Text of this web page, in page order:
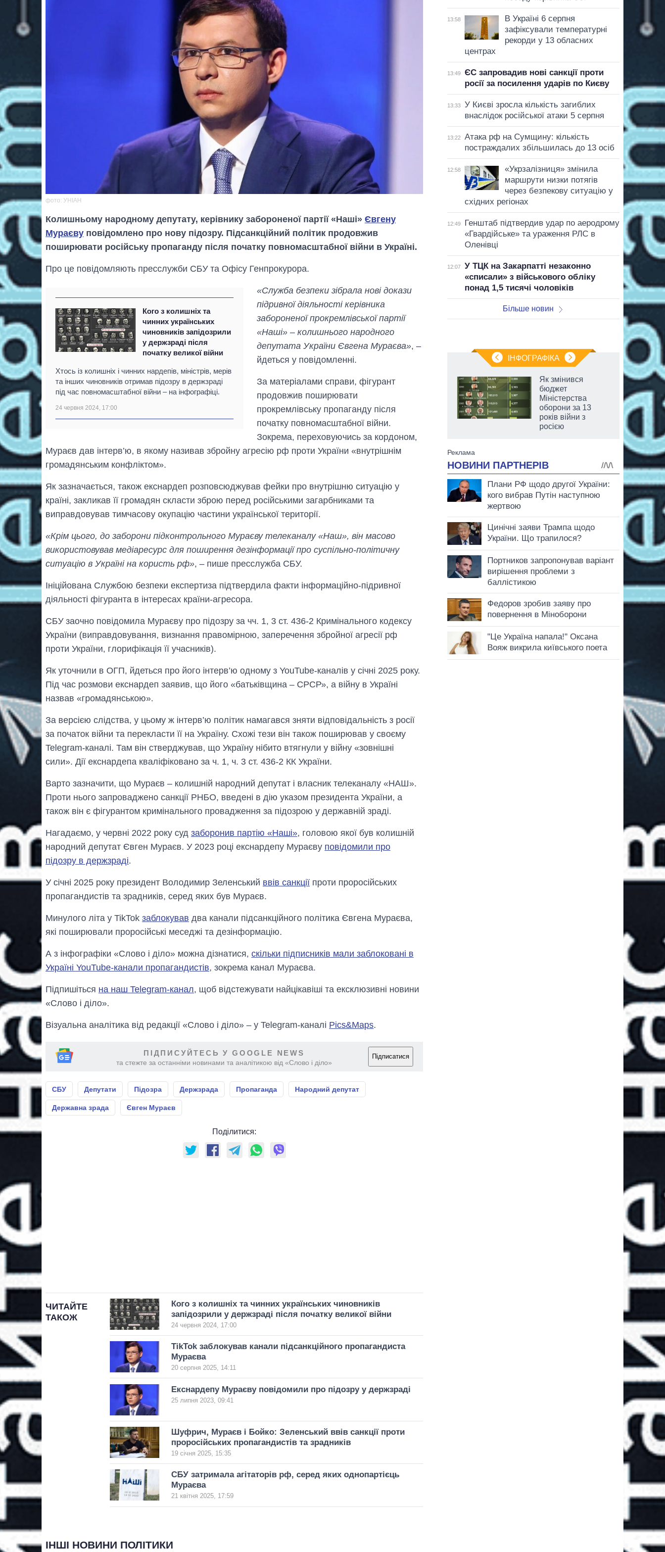
фото: УНІАН
Колишньому народному депутату, керівнику забороненої партії «Наші» Євгену
Мураєву повідомлено про нову підозру. Підсанкційний політик продовжив
поширювати російську пропаганду після початку повномасштабної війни в Україні.
Про це повідомляють пресслужби СБУ та Офісу Генпрокурора.
Кого з колишніх та
чинних українських
чиновників запідозрили
у держзраді після
початку великої війни
Хтось із колишніх і чинних нардепів, міністрів, мерів
та інших чиновників отримав підозру в держзраді
під час повномасштабної війни – на інфографіці.
24 червня 2024, 17:00
«Служба безпеки зібрала нові докази
підривної діяльності керівника
забороненої прокремлівської партії
«Наші» – колишнього народного
депутата України Євгена Мураєва», –
йдеться у повідомленні.
За матеріалами справи, фігурант
продовжив поширювати
прокремлівську пропаганду після
початку повномасштабної війни.
Зокрема, переховуючись за кордоном,
Мураєв дав інтерв’ю, в якому називав збройну агресію рф проти України «внутрішнім
громадянським конфліктом».
Як зазначається, також екснардеп розповсюджував фейки про внутрішню ситуацію у
країні, закликав її громадян скласти зброю перед російськими загарбниками та
виправдовував тимчасову окупацію частини української території.
«Крім цього, до заборони підконтрольного Мураєву телеканалу «Наш», він масово
використовував медіаресурс для поширення дезінформації про суспільно-політичну
ситуацію в Україні на користь рф», – пише пресслужба СБУ.
Ініційована Службою безпеки експертиза підтвердила факти інформаційно-підривної
діяльності фігуранта в інтересах країни-агресора.
СБУ заочно повідомила Мураєву про підозру за чч. 1, 3 ст. 436-2 Кримінального кодексу
України (виправдовування, визнання правомірною, заперечення збройної агресії рф
проти України, глорифікація її учасників).
Як уточнили в ОГП, йдеться про його інтерв’ю одному з YouTube-каналів у січні 2025 року.
Під час розмови екснардеп заявив, що його «батьківщина – СРСР», а війну в Україні
назвав «громадянською».
За версією слідства, у цьому ж інтерв’ю політик намагався зняти відповідальність з росії
за початок війни та перекласти її на Україну. Схожі тези він також поширював у своєму
Telegram-каналі. Там він стверджував, що Україну нібито втягнули у війну «зовнішні
сили». Дії екснардепа кваліфіковано за ч. 1, ч. 3 ст. 436-2 КК України.
Варто зазначити, що Мураєв – колишній народний депутат і власник телеканалу «НАШ».
Проти нього запроваджено санкції РНБО, введені в дію указом президента України, а
також він є фігурантом кримінального провадження за підозрою у державній зраді.
Нагадаємо, у червні 2022 року суд заборонив партію «Наші», головою якої був колишній
народний депутат Євген Мураєв. У 2023 році екснардепу Мураєву повідомили про
підозру в держзраді.
У сiчнi 2025 року президент Володимир Зеленський ввів санкції проти проросійських
пропагандистів та зрадників, серед яких був Мураєв.
Минулого літа у TikTok заблокував два канали підсанкційного політика Євгена Мураєва,
які поширювали проросійські меседжі та дезінформацію.
А з iнфографiки «Слово i дiло» можна дiзнатися, скільки підписників мали заблоковані в
Україні YouTube-канали пропагандистів, зокрема канал Мураєва.
Підпишіться на наш Telegram-канал, щоб відстежувати найцікавіші та ексклюзивні новини
«Слово і діло».
Візуальна аналітика від редакції «Слово і діло» – у Telegram-каналі Pics&Maps.
ПІДПИСУЙТЕСЬ У GOOGLE NEWS
та стежте за останніми новинами та аналітикою від «Слово і діло»
Підписатися
СБУ Депутати Підозра Держзрада Пропаганда Народний депутат
Державна зрада Євген Мураєв
Поділитися:
ЧИТАЙТЕ
ТАКОЖ
Кого з колишніх та чинних українських чиновників
запідозрили у держзраді після початку великої війни
24 червня 2024, 17:00
TikTok заблокував канали підсанкційного пропагандиста
Мураєва
20 серпня 2025, 14:11
Екснардепу Мураєву повідомили про підозру у держзраді
25 липня 2023, 09:41
Шуфрич, Мураєв і Бойко: Зеленський ввів санкції проти
проросійських пропагандистів та зрадників
19 січня 2025, 15:35
СБУ затримала агітаторів рф, серед яких однопартієць
Мураєва
21 квітня 2025, 17:59
ІНШІ НОВИНИ ПОЛІТИКИ
13:58
В Україні 6 серпня
зафіксували температурні
рекорди у 13 обласних
центрах
13:49
ЄС запровадив нові санкції проти
росії за посилення ударів по Києву
13:33
У Києві зросла кількість загиблих
внаслідок російської атаки 5 серпня
13:22
Атака рф на Сумщину: кількість
постраждалих збільшилась до 13 осіб
12:58
«Укрзалізниця» змінила
маршрути низки потягів
через безпекову ситуацію у
східних регіонах
12:49
Генштаб підтвердив удар по аеродрому
«Гвардійське» та ураження РЛС в
Оленівці
12:07
У ТЦК на Закарпатті незаконно
«списали» з військового обліку
понад 1,5 тисячі чоловіків
Більше новин
ІНФОГРАФІКА
Від 1 місяця – до 5
років: хто і як
посаду керівника
СЗР
Як змінився
бюджет
Міністерства
оборони за 13
років війни з
росією